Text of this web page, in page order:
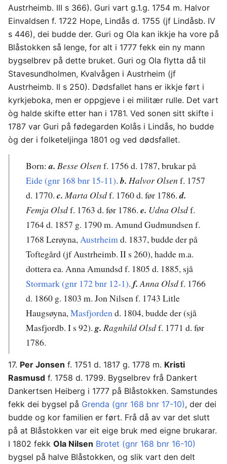
Austrheimb. III s 366). Guri vart g.1.g. 1754 m. Halvor
Einvaldsen f. 1722 Hope, Lindås d. 1755 (jf Lindåsb. IV
s 446), dei budde der. Guri og Ola kan ikkje ha vore på
Blåstokken så lenge, for alt i 1777 fekk ein ny mann
bygselbrev på dette bruket. Guri og Ola flytta då til
Stavesundholmen, Kvalvågen i Austrheim (jf
Austrheimb. II s 250). Dødsfallet hans er ikkje ført i
kyrkjeboka, men er oppgjeve i ei militær rulle. Det vart
òg halde skifte etter han i 1781. Ved sonen sitt skifte i
1787 var Guri på fødegarden Kolås i Lindås, ho budde
òg der i folketeljinga 1801 og ved dødsfallet.
Born:a. Besse Olsen f. 1756 d. 1787, brukar på
Eide (gnr 168 bnr 15-11).b. Halvor Olsen f. 1757
d. 1770. c. Marta Olsdf. 1760 d. før 1786.d.
Femja Olsdf. 1763 d. før 1786. e. Udna Olsdf.
1764 d. 1857 g. 1790 m. Amund Gudmundsen f.
1768 Lerøyna, Austrheim d. 1837, budde der på
Toftegård (jf Austrheimb. II s 260), hadde m.a.
dottera ea. Anna Amundsd f. 1805 d. 1885, sjå
Stormark (gnr 172 bnr 12-1). f. Anna Olsdf. 1766
d. 1860 g. 1803 m. Jon Nilsen f. 1743 Litle
Haugsøyna, Masfjorden d. 1804, budde der (sjå
Masfjordb. I s 92). g. Ragnhild Olsdf. 1771 d. før
1786.
17. Per Jonsen f. 1751 d. 1817 g. 1778 m. Kristi
Rasmusd f. 1758 d. 1799. Bygselbrev frå Dankert
Dankertsen Heiberg i 1777 på Blåstokken. Samstundes
fekk dei bygsel på Grenda (gnr 168 bnr 17-10), der dei
budde og kor familien er ført. Frå då av var det slutt
på at Blåstokken var eit eige bruk med eigne brukarar.
I 1802 fekk Ola Nilsen Brotet (gnr 168 bnr 16-10)
bygsel på halve Blåstokken, og slik vart den delt